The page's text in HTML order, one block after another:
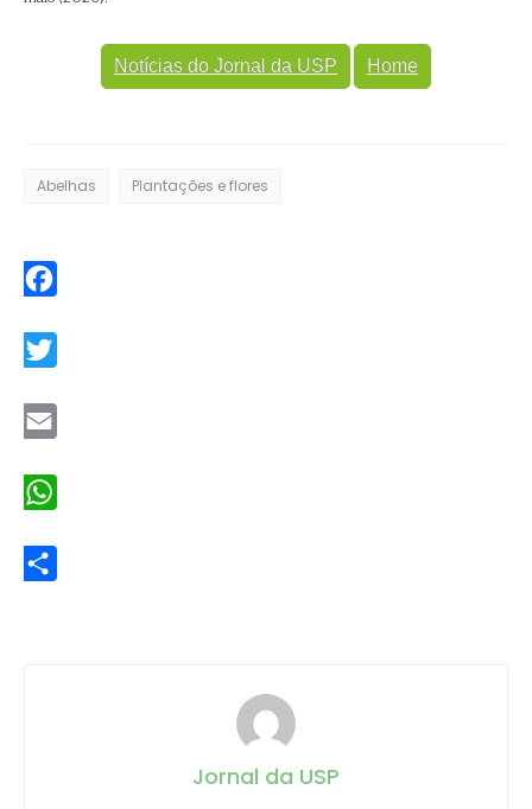
Notícias do Jornal da USP Home
Abelhas Plantações e flores
Jornal da USP